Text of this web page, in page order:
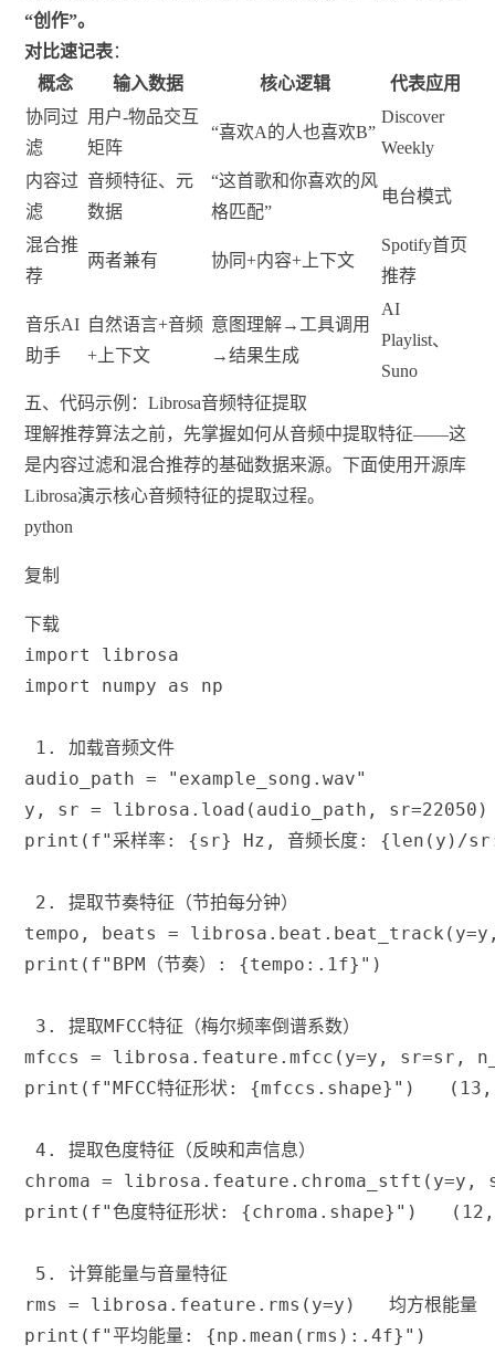
“创作”。
对比速记表：
概念
输入数据 核心逻辑
代表应用
协同过
滤
用户-物品交互
矩阵
“喜欢A的人也喜欢B”
Discover
Weekly
内容过
滤
音频特征、元
数据
“这首歌和你喜欢的风
格匹配”
电台模式
混合推
荐
两者兼有 协同+内容+上下文
Spotify首页
推荐
音乐AI
助手
自然语言+音频
+上下文
意图理解→工具调用
→结果生成
AI
Playlist、
Suno
五、代码示例：Librosa音频特征提取
理解推荐算法之前，先掌握如何从音频中提取特征——这
是内容过滤和混合推荐的基础数据来源。下面使用开源库
Librosa演示核心音频特征的提取过程。
python
复制
下载
import
librosa
import
numpy as np
1. 加载音频文件
audio_path =
"example_song.wav"
y , sr = librosa . load ( audio_path , sr=22050 )
print ( f"采样率: {sr} Hz, 音频长度: {len ( y ) /sr
2. 提取节奏特征（节拍每分钟）
tempo , beats = librosa . beat . beat_track ( y=y
print ( f"BPM（节奏）: {tempo : .1f} " )
3. 提取MFCC特征（梅尔频率倒谱系数）
mfccs = librosa . feature .mfcc ( y=y , sr=sr ,
print ( f"MFCC特征形状: {mfccs . shape} " ) (13,
4. 提取色度特征（反映和声信息）
chroma = librosa . feature . chroma_stft ( y=y ,
print ( f"色度特征形状: {chroma . shape} " ) (12,
5. 计算能量与音量特征
rms = librosa . feature . rms ( y=y )
均方根能量
print ( f"平均能量: {np .mean ( rms ) : .4f} " )